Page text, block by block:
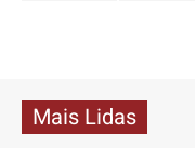
Mais Lidas